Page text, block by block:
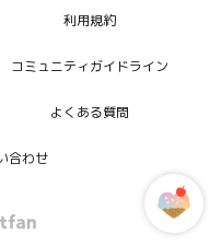
利用規約
コミュニティガイドライン
よくある質問
合わせ